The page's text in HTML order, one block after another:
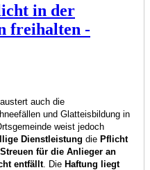
in der
freihalten -
auch die
und Glatteisbildung in
weist jedoch
Dienstleistung die Pflicht
für die Anlieger an
entfällt. Die Haftung liegt